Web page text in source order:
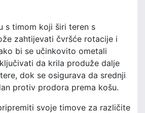
s timom koji širi teren s
zahtijevati čvršće rotacije i
bi se učinkovito ometali
da krila produže dalje
dok se osigurava da srednji
protiv prodora prema košu.
svoje timove za različite